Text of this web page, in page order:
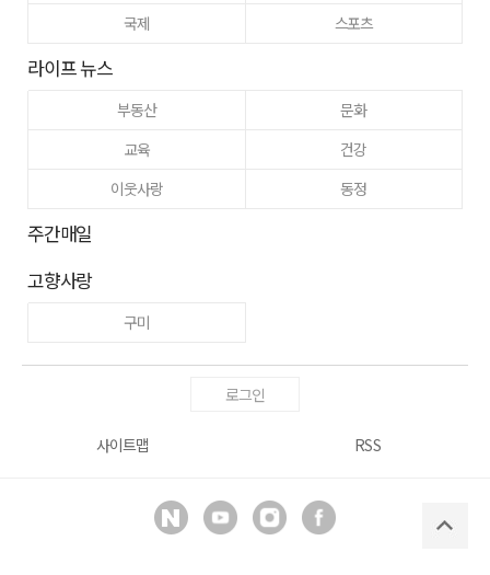
국제
스포츠
라이프 뉴스
부동산
문화
교육
건강
이웃사랑
동정
주간매일
고향사랑
구미
로그인
사이트맵 RSS